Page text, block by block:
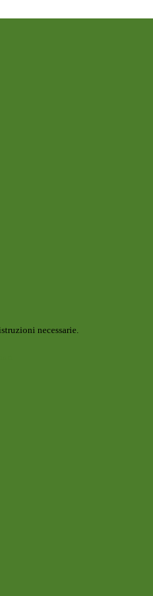
necessarie.